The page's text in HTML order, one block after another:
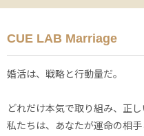
CUE LAB Marriage
婚活は、戦略と行動量だ。
どれだけ本気で取り組み、正し
私たちは、あなたが運命の相